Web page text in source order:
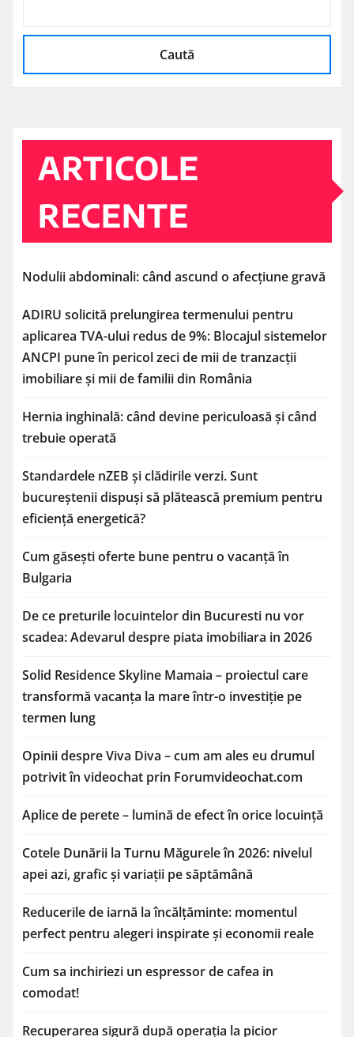
Caută
ARTICOLE
RECENTE
Nodulii abdominali: când ascund o afecțiune gravă
ADIRU solicită prelungirea termenului pentru
aplicarea TVA-ului redus de 9%: Blocajul sistemelor
ANCPI pune în pericol zeci de mii de tranzacții
imobiliare și mii de familii din România
Hernia inghinală: când devine periculoasă și când
trebuie operată
Standardele nZEB și clădirile verzi. Sunt
bucureștenii dispuși să plătească premium pentru
eficiență energetică?
Cum găsești oferte bune pentru o vacanță în
Bulgaria
De ce preturile locuintelor din Bucuresti nu vor
scadea: Adevarul despre piata imobiliara in 2026
Solid Residence Skyline Mamaia – proiectul care
transformă vacanța la mare într-o investiție pe
termen lung
Opinii despre Viva Diva – cum am ales eu drumul
potrivit în videochat prin Forumvideochat.com
Aplice de perete – lumină de efect în orice locuință
Cotele Dunării la Turnu Măgurele în 2026: nivelul
apei azi, grafic și variații pe săptămână
Reducerile de iarnă la încălțăminte: momentul
perfect pentru alegeri inspirate și economii reale
Cum sa inchiriezi un espressor de cafea in
comodat!
Recuperarea sigură după operația la picior